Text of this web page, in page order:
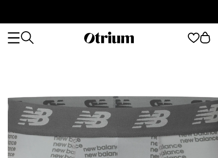
Otrium